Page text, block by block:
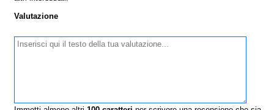
Valutazione